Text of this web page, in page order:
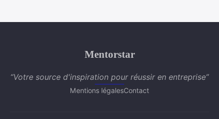
Mentorstar
“Votre source d'inspiration pour réussir en entreprise”
Mentions légalesContact